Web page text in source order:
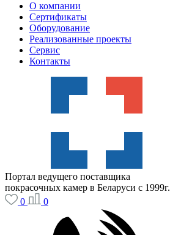
О компании
Сертификаты
Оборудование
Реализованные проекты
Сервис
Контакты
Портал ведущего поставщика
покрасочных камер в Беларуси с 1999г.
0
0